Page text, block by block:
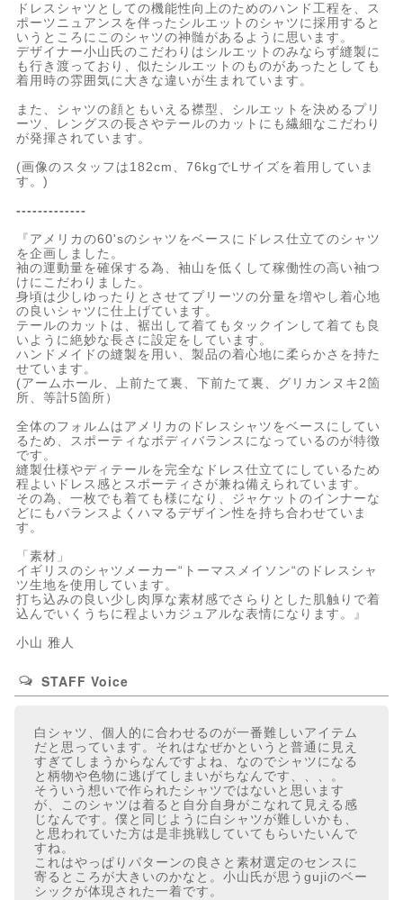
ドレスシャツとしての機能性向上のためのハンド工程を、ス
ポーツニュアンスを伴ったシルエットのシャツに採用すると
いうところにこのシャツの神髄があるように思います。
デザイナー小山氏のこだわりはシルエットのみならず縫製に
も行き渡っており、似たシルエットのものがあったとしても
着用時の雰囲気に大きな違いが生まれています。
また、シャツの顔ともいえる襟型、シルエットを決めるプリ
ーツ、レングスの長さやテールのカットにも繊細なこだわり
が発揮されています。
(画像のスタッフは182cm、76kgでLサイズを着用していま
す。)
-------------
『アメリカの60'sのシャツをベースにドレス仕立てのシャツ
を企画しました。
袖の運動量を確保する為、袖山を低くして稼働性の高い袖つ
けにこだわりました。
身頃は少しゆったりとさせてプリーツの分量を増やし着心地
の良いシャツに仕上げています。
テールのカットは、裾出して着てもタックインして着ても良
いように絶妙な長さに設定をしています。
ハンドメイドの縫製を用い、製品の着心地に柔らかさを持た
せています。
(アームホール、上前たて裏、下前たて裏、グリカンヌキ2箇
所、等計5箇所）
全体のフォルムはアメリカのドレスシャツをベースにしてい
るため、スポーティなボディバランスになっているのが特徴
です。
縫製仕様やディテールを完全なドレス仕立てにしているため
程よいドレス感とスポーティさが兼ね備えられています。
その為、一枚でも着ても様になり、ジャケットのインナーな
どにもバランスよくハマるデザイン性を持ち合わせていま
す。
「素材」
イギリスのシャツメーカー“トーマスメイソン“のドレスシャ
ツ生地を使用しています。
打ち込みの良い少し肉厚な素材感でさらりとした肌触りで着
込んでいくうちに程よいカジュアルな表情になります。』
小山 雅人
STAFF Voice
白シャツ、個人的に合わせるのが一番難しいアイテム
だと思っています。それはなぜかというと普通に見え
すぎてしまうからなんですよね、なのでシャツになる
と柄物や色物に逃げてしまいがちなんです、、、。
そういう想いで作られたシャツではないと思います
が、このシャツは着ると自分自身がこなれて見える感
じなんです。僕と同じように白シャツが難しいかも、
と思われていた方は是非挑戦していてもらいたいんで
すね。
これはやっぱりパターンの良さと素材選定のセンスに
寄るところが大きいのかなと。小山氏が思うgujiのベー
シックが体現された一着です。